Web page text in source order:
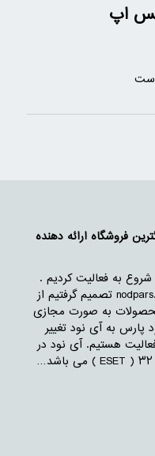
اپ
فروشگاه ارائه دهنده
رشت شروع به فعالیت کردیم .
سپس در سال ۸۸ با خرید دامنه nodpars.com تصمیم گرفتیم از
به صورت مجازی
را از نود پارس به آی نود تغییر
هستیم. آی نود در